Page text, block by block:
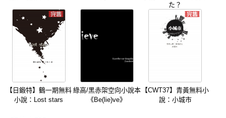
た？
【日鍛特】鶴一期無料
小說：Lost stars
綠高/黑赤架空向小說本
《Be(lie)ve》
【CWT37】青黃無料小
說：小城市